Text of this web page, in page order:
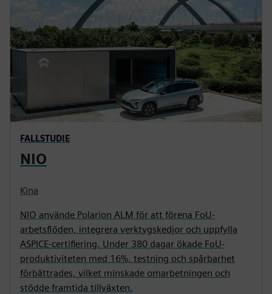
FALLSTUDIE
NIO
Kina
NIO använde Polarion ALM för att förena FoU-
arbetsflöden, integrera verktygskedjor och uppfylla
ASPICE-certifiering. Under 380 dagar ökade FoU-
produktiviteten med 16%, testning och spårbarhet
förbättrades, vilket minskade omarbetningen och
stödde framtida tillväxten.